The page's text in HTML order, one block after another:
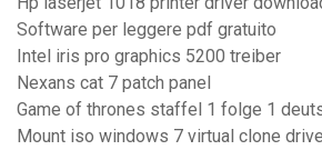
Software per leggere pdf gratuito
Intel iris pro graphics 5200 treiber
Nexans cat 7 patch panel
Game of thrones staffel 1 folge 1
Mount iso windows 7 virtual clone drive